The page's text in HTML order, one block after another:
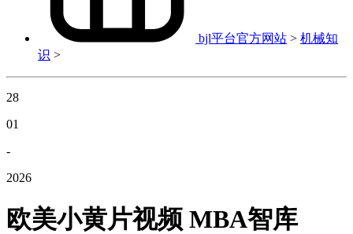
bjl平台官方网站 > 机械知
识 >
28
01
-
2026
欧美小黄片视频 MBA智库